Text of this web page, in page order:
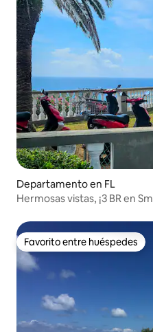
Departamento en FL
Hermosas vistas, ¡3 BR en
Favorito entre huéspedes
Favorito entre huéspedes